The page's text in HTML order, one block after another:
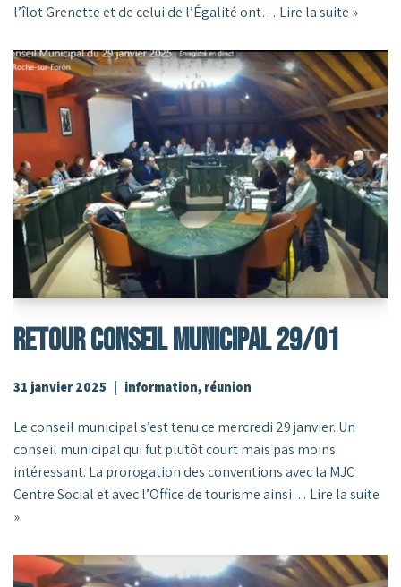
l’îlot Grenette et de celui de l’Égalité ont… Lire la suite »
RETOUR CONSEIL MUNICIPAL 29/01
31 janvier 2025 information, réunion
Le conseil municipal s’est tenu ce mercredi 29 janvier. Un
conseil municipal qui fut plutôt court mais pas moins
intéressant. La prorogation des conventions avec la MJC
Centre Social et avec l’Office de tourisme ainsi… Lire la suite
»